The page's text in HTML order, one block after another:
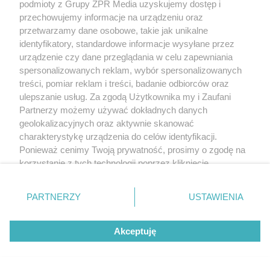
Clarke'a. Ujawniono wyniki
sekcji zwłok
Jagiellonia Białystok
powalczy z Widzewem Łódź.
podmioty z Grupy ZPR Media uzyskujemy dostęp i
przechowujemy informacje na urządzeniu oraz
przetwarzamy dane osobowe, takie jak unikalne
identyfikatory, standardowe informacje wysyłane przez
urządzenie czy dane przeglądania w celu zapewniania
spersonalizowanych reklam, wybór spersonalizowanych
treści, pomiar reklam i treści, badanie odbiorców oraz
ulepszanie usług. Za zgodą Użytkownika my i Zaufani
Partnerzy możemy używać dokładnych danych
geolokalizacyjnych oraz aktywnie skanować
charakterystykę urządzenia do celów identyfikacji.
Ponieważ cenimy Twoją prywatność, prosimy o zgodę na
korzystanie z tych technologii poprzez kliknięcie
zmienić/wycofać klikając przycisk ustawień prywatności
znajdujący się w lewym dolnym rogu strony
rodzaje przetwarzania danych nie wymagają zgody
użytkownika, ale masz prawo sprzeciwić się takiemu
przetwarzaniu. Preferencje będą miały zastosowanie tylko
PARTNERZY USTAWIENIA
Akceptuję